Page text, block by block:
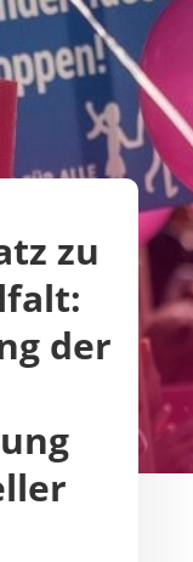
zu
der